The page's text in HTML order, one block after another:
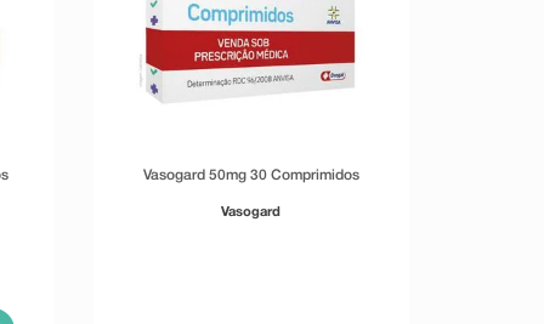
Vasogard 50mg 30 Comprimidos
Vasogard